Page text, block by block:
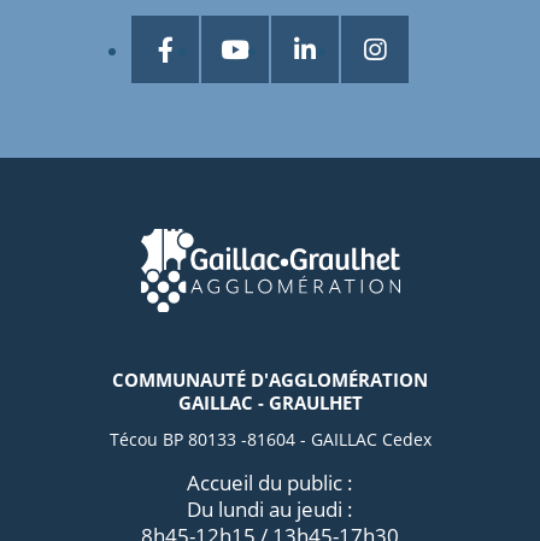
COMMUNAUTÉ D'AGGLOMÉRATION
GAILLAC - GRAULHET
Técou BP 80133 -81604 - GAILLAC Cedex
Accueil du public :
Du lundi au jeudi :